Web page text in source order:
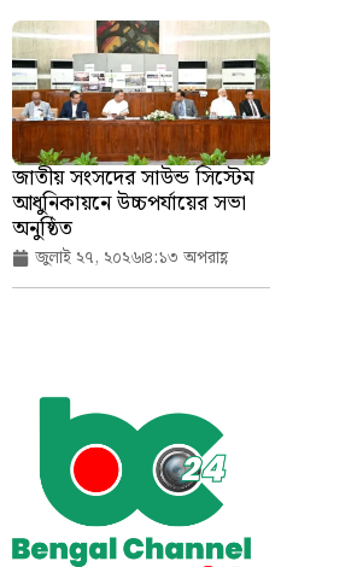
জাতীয় সংসদের সাউন্ড সিস্টেম
আধুনিকায়নে উচ্চপর্যায়ের সভা
অনুষ্ঠিত
জুলাই ২৭, ২০২৬৪:১৩ অপরাহ্ণ